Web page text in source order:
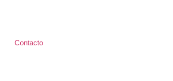
Contacto